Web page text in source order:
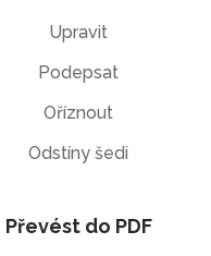
Upravit
Podepsat
Oříznout
Odstíny šedi
Převést do PDF